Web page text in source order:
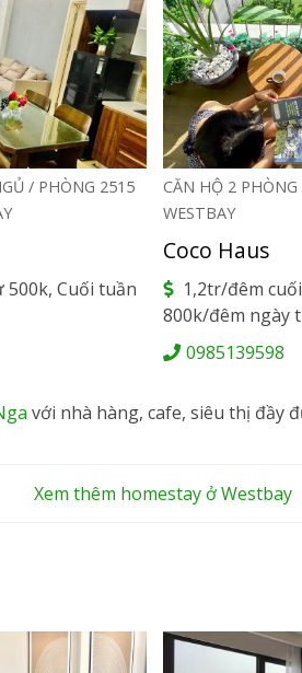
/ PHÒNG 2515
Cuối tuần
CĂN HỘ 2
WESTBAY
Coco Haus
1,2tr/đêm
800k/đêm ngày
0985139598
với nhà hàng, cafe, siêu thị đầy
Xem thêm homestay ở Westbay